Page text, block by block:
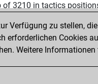
of 3210 in tactics
account
Verfügung zu stellen,
Cookies
Weitere